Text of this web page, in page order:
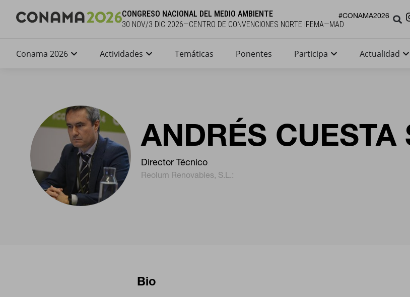
CONGRESO NACIONAL DEL MEDIO AMBIENTE
30 NOV/3 DIC 2026—CENTRO DE CONVENCIONES NORTE IFEMA—MAD
#CONAMA2026
Conama 2026 Actividades Temáticas Ponentes Participa Actualidad
ANDRÉS
Director Técnico
Reolum Renovables, S.L.:
Bio